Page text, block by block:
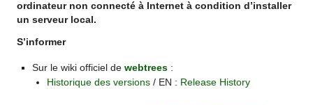
ordinateur non connecté à Internet à condition d’installer
un serveur local.
S’informer
Sur le wiki officiel de webtrees:
Historique des versions / EN : Release History